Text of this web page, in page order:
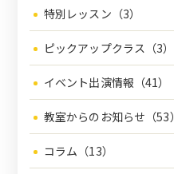
特別レッスン（3）
ピックアップクラス（3）
イベント出演情報（41）
教室からのお知らせ（53）
コラム（13）